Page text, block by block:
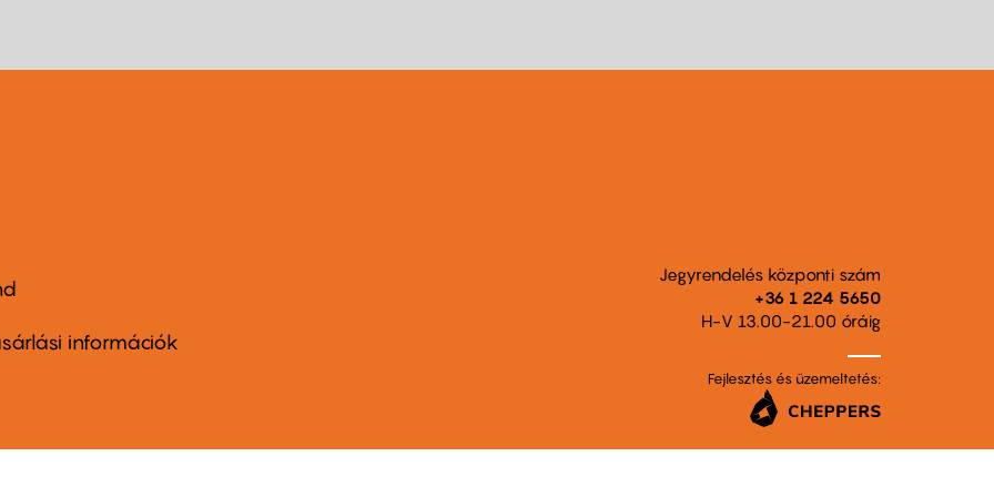
információk
Jegyrendelés központi szám
+36 1 224 5650
H-V 13.00-21.00 óráig
Fejlesztés és üzemeltetés: